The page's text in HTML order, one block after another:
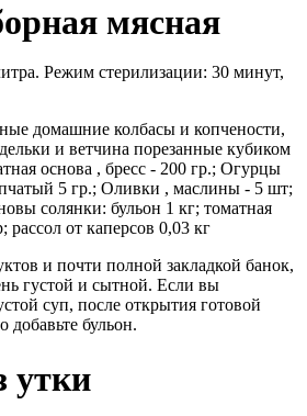
мясная
Режим стерилизации: 30 минут,
домашние колбасы и копчености,
и ветчина порезанные кубиком
основа , бресс - 200 гр.; Огурцы
5 гр.; Оливки , маслины - 5 шт;
солянки: бульон 1 кг; томатная
рассол от каперсов 0,03 кг
и почти полной закладкой банок,
густой и сытной. Если вы
суп, после открытия готовой
добавьте бульон.
утки